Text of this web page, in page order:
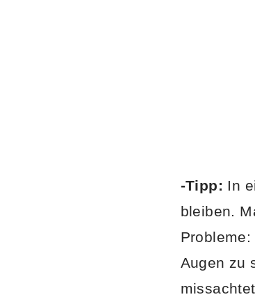
-Tipp: In
bleiben.
Augen zu